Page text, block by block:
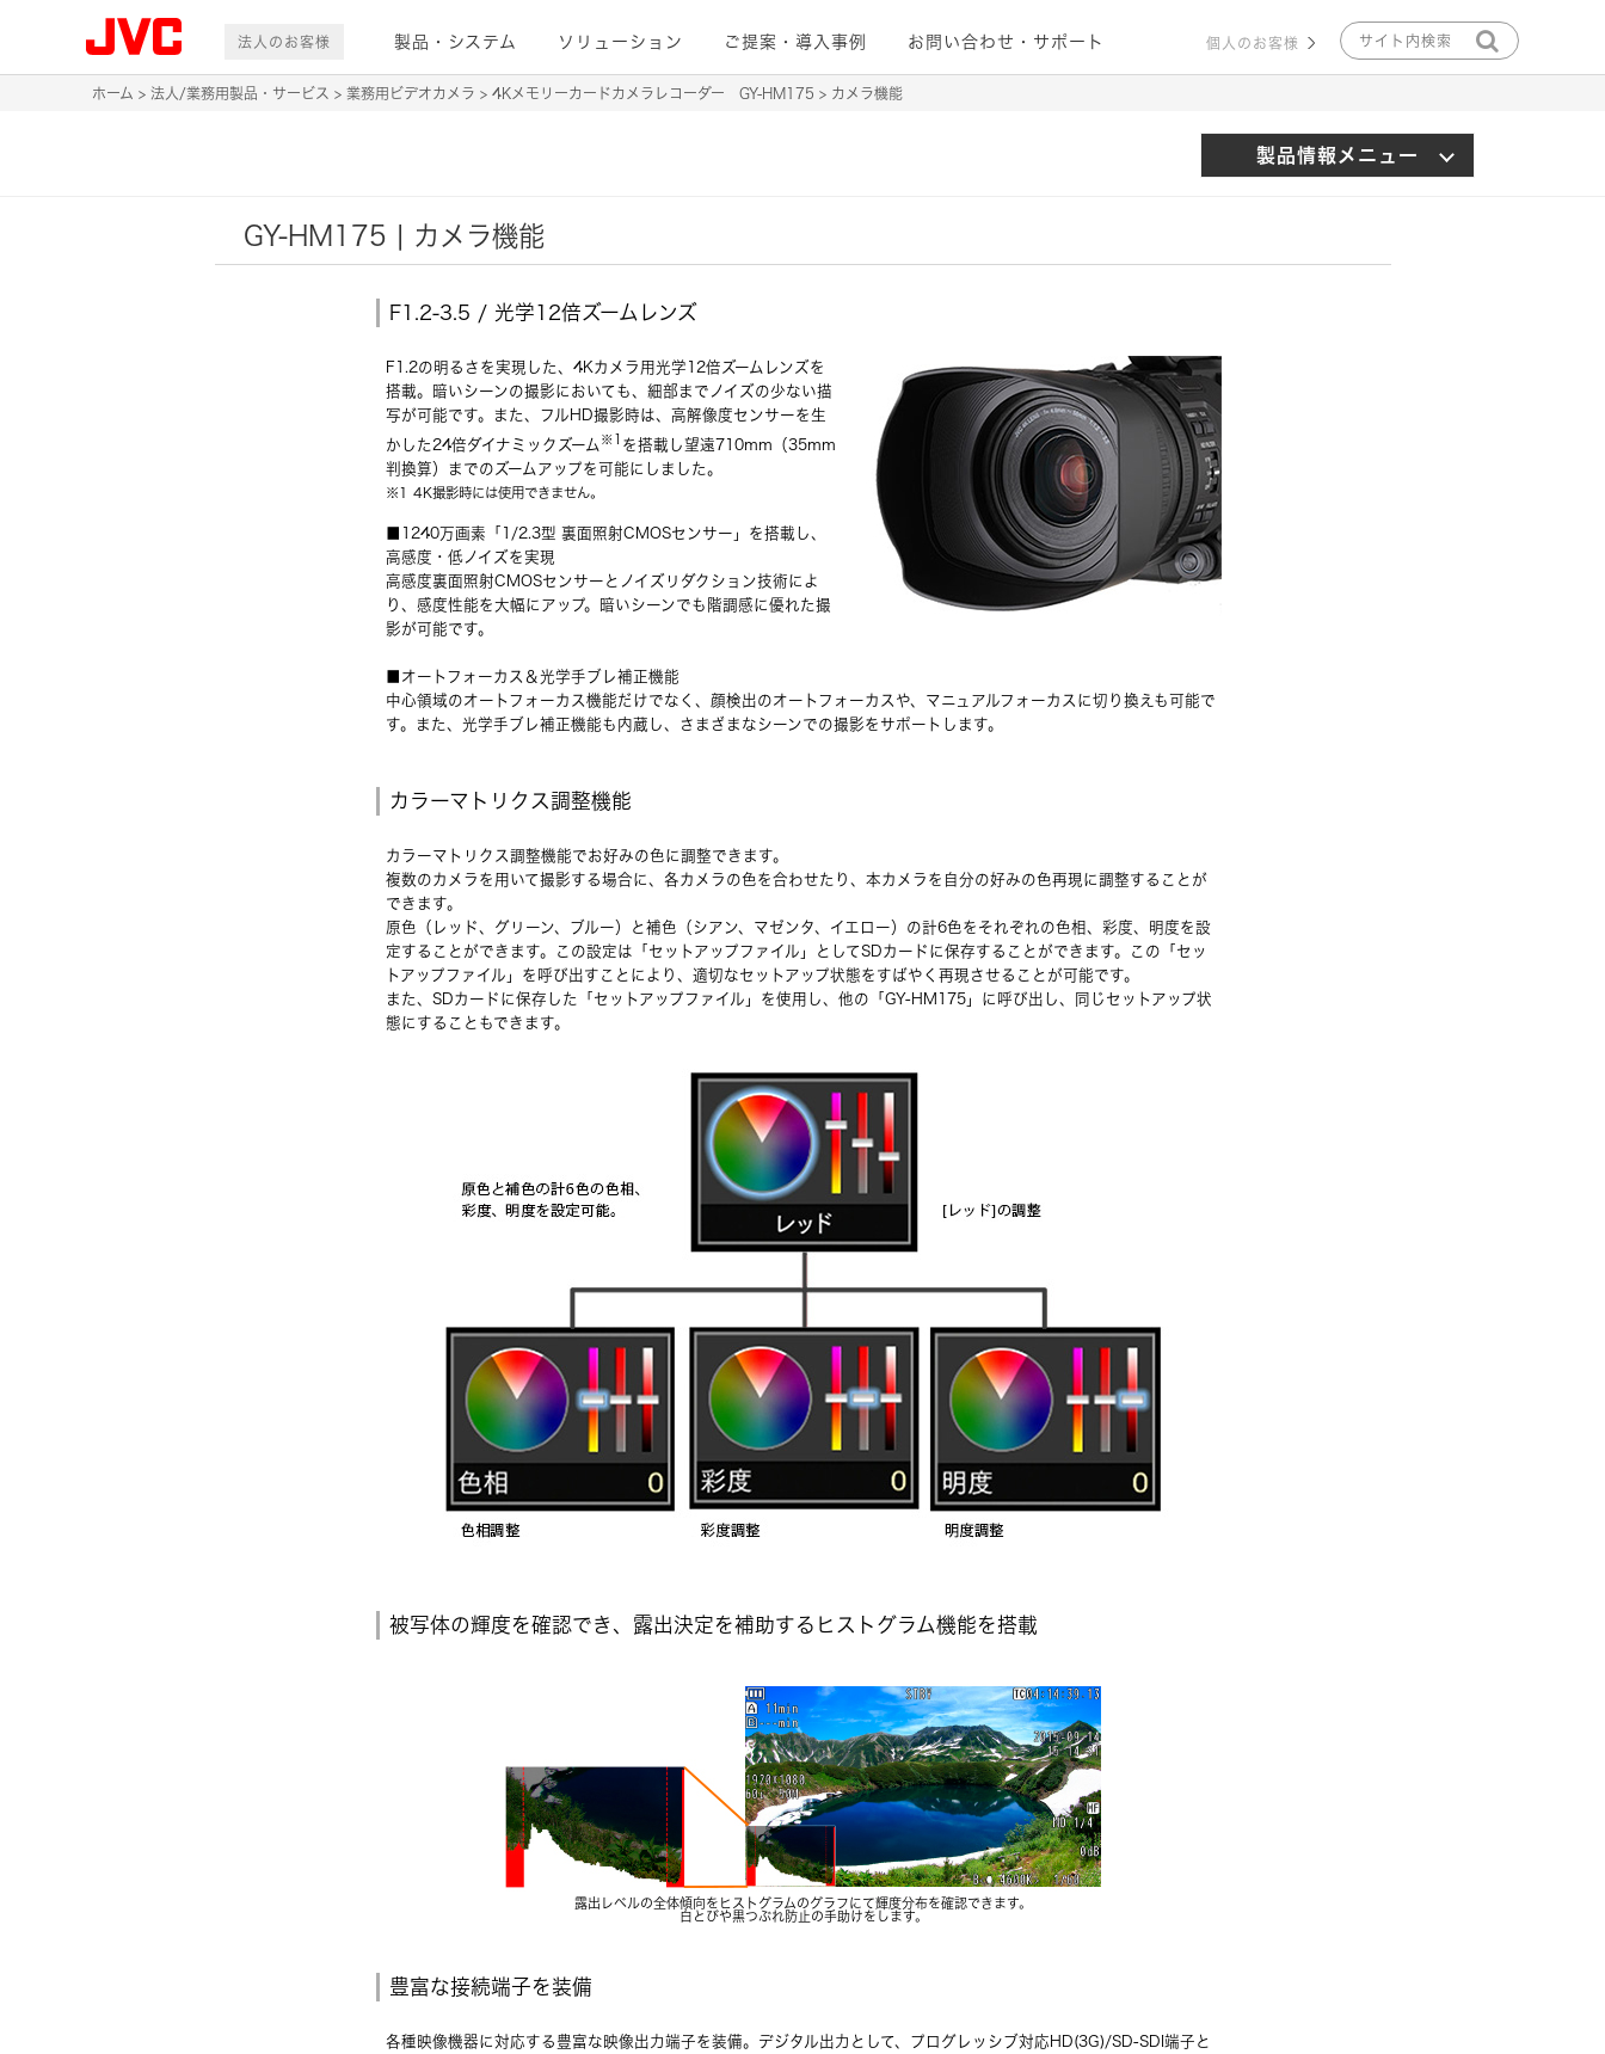
法人のお客様 製品・システム ソリューション ご提案・導入事例 お問い合わせ・サポート 個人のお客様
ホーム 法人/業務用製品・サービス 業務用ビデオカメラ 4Kメモリーカードカメラレコーダー GY-HM175 カメラ機能
製品情報メニュー
GY-HM175 | カメラ機能
F1.2-3.5 / 光学12倍ズームレンズ
F1.2の明るさを実現した、4Kカメラ用光学12倍ズームレンズを
搭載。暗いシーンの撮影においても、細部までノイズの少ない描
写が可能です。また、フルHD撮影時は、高解像度センサーを生
かした24倍ダイナミックズーム ※1
を搭載し望遠710mm（35mm
判換算）までのズームアップを可能にしました。
※1 4K撮影時には使用できません。
■1240万画素「1/2.3型 裏面照射CMOSセンサー」を搭載し、
高感度・低ノイズを実現
高感度裏面照射CMOSセンサーとノイズリダクション技術によ
り、感度性能を大幅にアップ。暗いシーンでも階調感に優れた撮
影が可能です。
■オートフォーカス＆光学手ブレ補正機能
中心領域のオートフォーカス機能だけでなく、顔検出のオートフォーカスや、マニュアルフォーカスに切り換えも可能で
す。また、光学手ブレ補正機能も内蔵し、さまざまなシーンでの撮影をサポートします。
カラーマトリクス調整機能
カラーマトリクス調整機能でお好みの色に調整できます。
複数のカメラを用いて撮影する場合に、各カメラの色を合わせたり、本カメラを自分の好みの色再現に調整することが
できます。
原色（レッド、グリーン、ブルー）と補色（シアン、マゼンタ、イエロー）の計6色をそれぞれの色相、彩度、明度を設
定することができます。この設定は「セットアップファイル」としてSDカードに保存することができます。この「セッ
トアップファイル」を呼び出すことにより、適切なセットアップ状態をすばやく再現させることが可能です。
また、SDカードに保存した「セットアップファイル」を使用し、他の「GY-HM175」に呼び出し、同じセットアップ状
態にすることもできます。
被写体の輝度を確認でき、露出決定を補助するヒストグラム機能を搭載
露出レベルの全体傾向をヒストグラムのグラフにて輝度分布を確認できます。
白とびや黒つぶれ防止の手助けをします。
豊富な接続端子を装備
各種映像機器に対応する豊富な映像出力端子を装備。デジタル出力として、プログレッシブ対応HD(3G)/SD-SDI端子と